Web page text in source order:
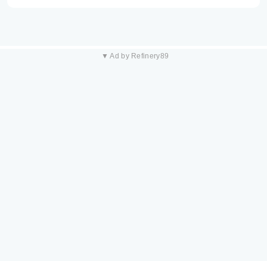
▼ Ad by Refinery89